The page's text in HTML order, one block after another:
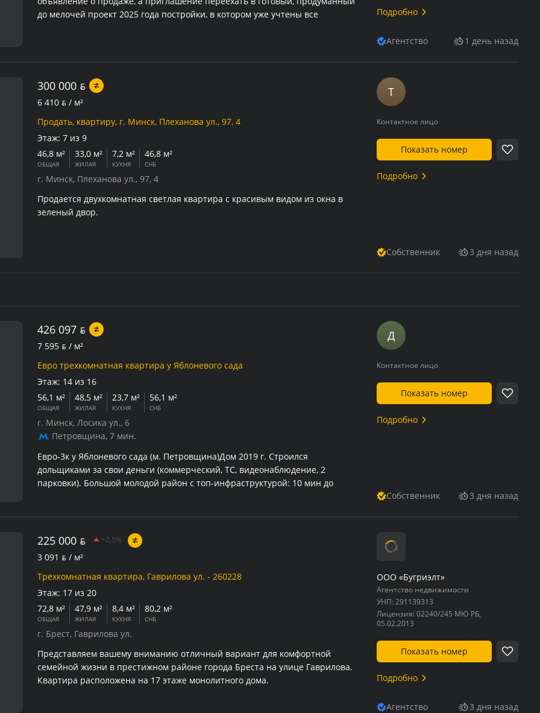
до мелочей проект 2025 года постройки, в котором уже учтены все
Подробно
Агентство 1 день назад
300 000 BYN
6 410 BYN / м²
Продать, квартиру, г. Минск, Плеханова ул., 97, 4
Этаж: 7 из 9
46,8 м²
ОБЩАЯ
33,0 м²
ЖИЛАЯ
7,2 м²
КУХНЯ
46,8 м²
СНБ
г. Минск, Плеханова ул., 97, 4
Продается двухкомнатная светлая квартира с красивым видом из окна в
зеленый двор.
Т
Контактное лицо
Показать номер
Подробно
Собственник 3 дня назад
426 097 BYN
7 595 BYN / м²
Евро трехкомнатная квартира у Яблоневого сада
Этаж: 14 из 16
56,1 м²
ОБЩАЯ
48,5 м²
ЖИЛАЯ
23,7 м²
КУХНЯ
56,1 м²
СНБ
г. Минск, Лосика ул., 6
Петровщина, 7 мин.
Евро-3к у Яблоневого сада (м. Петровщина)Дом 2019 г. Строился
дольщиками за свои деньги (коммерческий, TC, видеонаблюдение, 2
парковки). Большой молодой район с топ-инфраструктурой: 10 мин до
европейской техникой: Electrolux, Gorenje (ПММ 60 см), Whirlpool, фильтры
Д
Контактное лицо
Показать номер
Подробно
Собственник 3 дня назад
225 000 BYN +2,5%
3 091 BYN / м²
Трехкомнатная квартира, Гаврилова ул. - 260228
Этаж: 17 из 20
72,8 м²
ОБЩАЯ
47,9 м²
ЖИЛАЯ
8,4 м²
КУХНЯ
80,2 м²
СНБ
г. Брест, Гаврилова ул.
Представляем вашему вниманию отличный вариант для комфортной
семейной жизни в престижном районе города Бреста на улице Гаврилова.
Квартира расположена на 17 этаже монолитного дома.
ООО «Бугриэлт»
Агентство недвижимости
УНП: 291139313
Лицензия: 02240/245 МЮ РБ,
05.02.2013
Показать номер
Подробно
Агентство 3 дня назад